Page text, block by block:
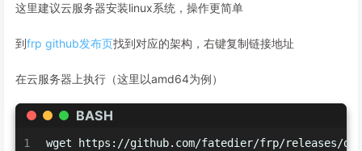
这里建议云服务器安装linux系统，操作更简单
到frp github发布页找到对应的架构，右键复制链接地址
在云服务器上执行（这里以amd64为例）
BASH
1 wget https://github.com/fatedier/frp/releases/